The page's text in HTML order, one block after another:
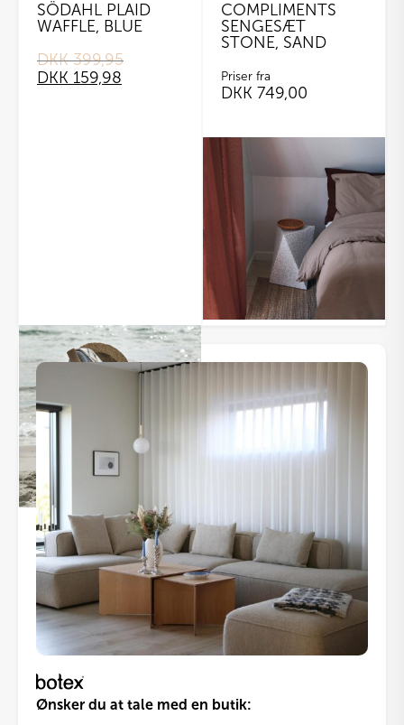
SÖDAHL PLAID
WAFFLE, BLUE
DKK399,95
Original
price
DKK 159,98
Current
price
COMPLIMENTS
SENGESÆT
STONE, SAND
Priser fra
DKK 749,00
vare
varianter.
Mulighederne
vælges
på
varesiden
Ønsker du at tale med en butik: